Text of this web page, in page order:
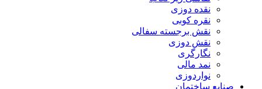
نقده دوزی
نقره کوبی
نقش برجسته سفالی
نقش دوزی
نگارگری
نمد مالی
نواردوزی
صنایع ساختمان